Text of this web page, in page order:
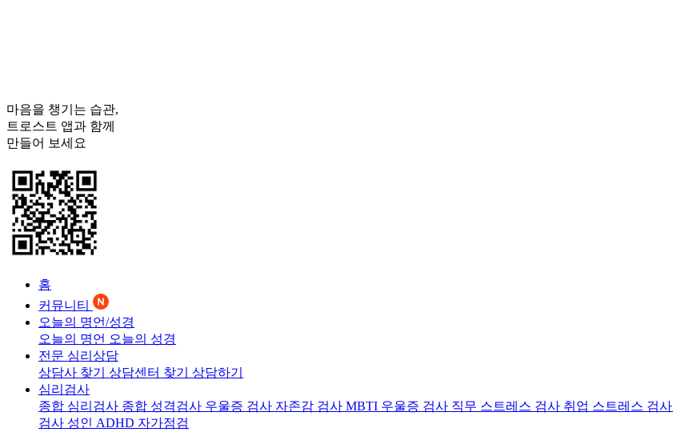
마음을 챙기는 습관,
트로스트 앱과 함께
만들어 보세요
홈
커뮤니티
오늘의 명언/성경
오늘의 명언 오늘의 성경
전문 심리상담
상담사 찾기 상담센터 찾기 상담하기
심리검사
종합 심리검사 종합 성격검사 우울증 검사 자존감 검사 MBTI 우울증 검사 직무 스트레스 검사 취업 스트레스 검사
검사 성인 ADHD 자가점검